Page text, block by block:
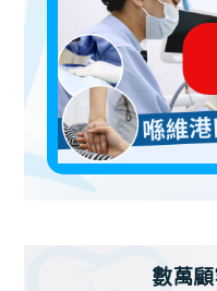
數萬